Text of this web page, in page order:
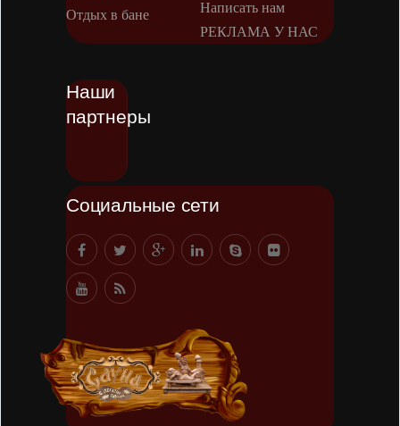
Отдых в бане
Написать нам
РЕКЛАМА У НАС
Наши
партнеры
Социальные сети